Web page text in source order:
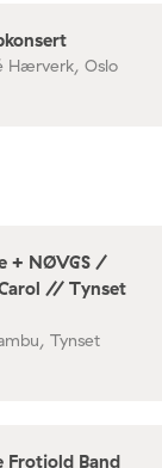
Hærverk, Oslo
+ NØVGS /
// Tynset
Tynset
Frotjold Band